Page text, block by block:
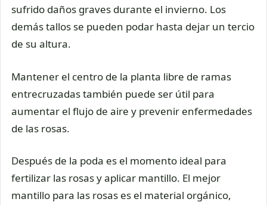
sufrido daños graves durante el invierno. Los
demás tallos se pueden podar hasta dejar un tercio
de su altura.
Mantener el centro de la planta libre de ramas
entrecruzadas también puede ser útil para
aumentar el flujo de aire y prevenir enfermedades
de las rosas.
Después de la poda es el momento ideal para
fertilizar las rosas y aplicar mantillo. El mejor
mantillo para las rosas es el material orgánico,